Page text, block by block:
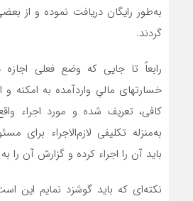
به‌طور رایگان دریافت نموده و از
گردند.
رابعاً تا جایی که وضع فعلی اجازه
خسارتهای مالیِ واردآمده به امکنه
کافی، تعریف شده و مورد اجراء
به‌منزله تکلیفی لازم‌الاجراء برای
باید آن را اجراء کرده و گزارش آن را
نکته‌ای که باید گوشزد نمایم این